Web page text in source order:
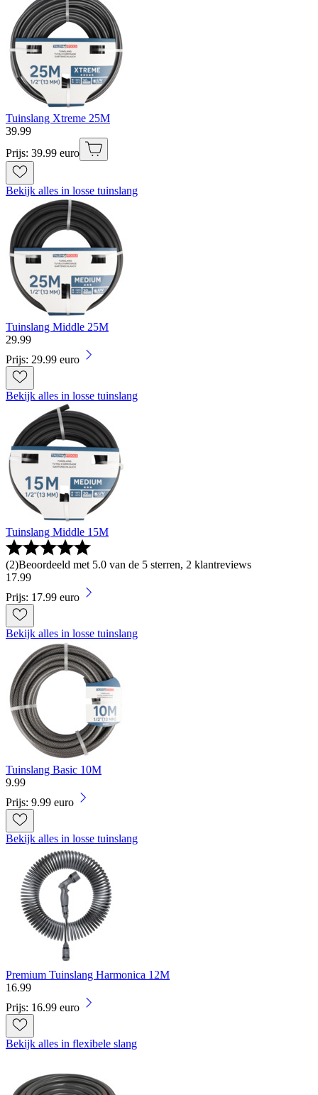
Tuinslang Xtreme 25M
39.99
Prijs: 39.99 euro
Bekijk alles in losse tuinslang
Tuinslang Middle 25M
29.99
Prijs: 29.99 euro
Bekijk alles in losse tuinslang
Tuinslang Middle 15M
(2)Beoordeeld met 5.0 van de 5 sterren, 2 klantreviews
17.99
Prijs: 17.99 euro
Bekijk alles in losse tuinslang
Tuinslang Basic 10M
9.99
Prijs: 9.99 euro
Bekijk alles in losse tuinslang
Premium Tuinslang Harmonica 12M
16.99
Prijs: 16.99 euro
Bekijk alles in flexibele slang